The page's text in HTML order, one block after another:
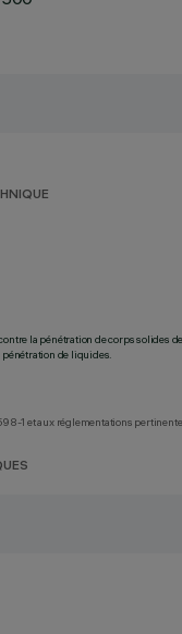
la pénétration de corps solides
pénétration de liquides.
1 et aux réglementations